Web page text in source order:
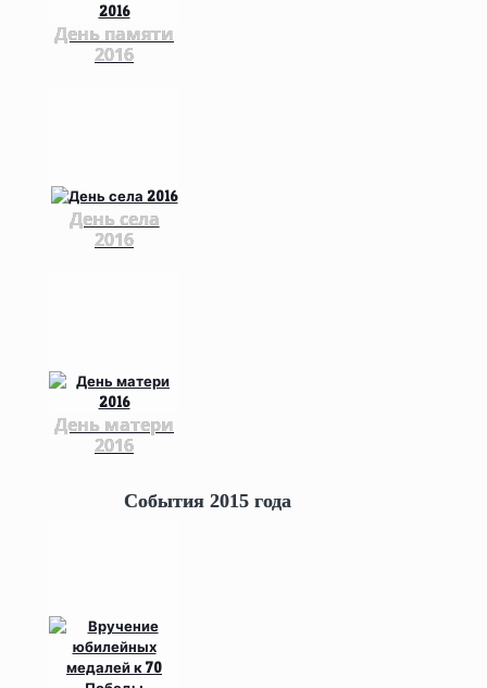
День памяти
2016
День села
2016
День матери
2016
События 2015 года